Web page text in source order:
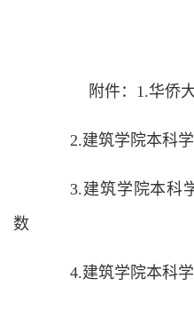
附件：1.华侨
2.建筑学院本科
3.建筑学院本科
数
4.建筑学院本科